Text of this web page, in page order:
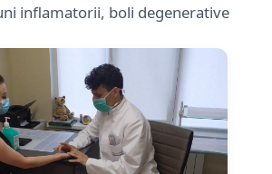
inflamatorii, boli degenerative